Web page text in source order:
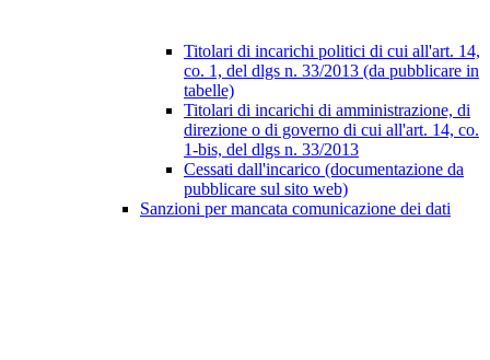
Titolari di incarichi politici di cui all'art. 14,
co. 1, del dlgs n. 33/2013 (da pubblicare in
tabelle)
Titolari di incarichi di amministrazione, di
direzione o di governo di cui all'art. 14, co.
1-bis, del dlgs n. 33/2013
Cessati dall'incarico (documentazione da
pubblicare sul sito web)
Sanzioni per mancata comunicazione dei dati